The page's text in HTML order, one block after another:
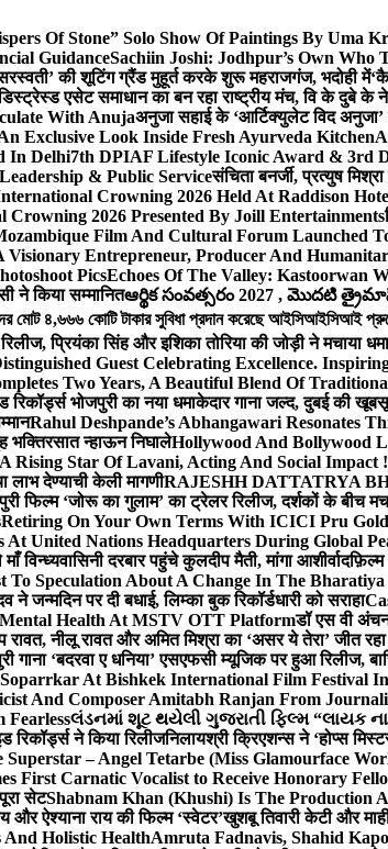
Of Stone” Solo Show Of Paintings By Uma
GuidanceSachiin Joshi: Jodhpur’s Own Who
की शूटिंग ग्रैंड मुहूर्त करके शुरू महराजगंज, भदोही में
एसेट समाधान का बन रहा राष्ट्रीय मंच, वि के दुबे
With Anujaअनुजा सहाई के ‘आर्टिक्युलेट विद
Exclusive Look Inside Fresh Ayurveda Kitchen
In Delhi7th DPIAF Lifestyle Iconic Award & 3rd
& Public Serviceसंचिता बनर्जी, प्रत्युष
Crowning 2026 Held At Raddison
Crowning 2026 Presented By Joill Entertainments
Film And Cultural Forum Launched
Visionary Entrepreneur, Producer And
PicsEchoes Of The Valley: Kastoorwan
ने किया सम्मानितఆర్థిక సంవత్సరం 2027 , మొదటి
৪,৬৬৬ কোটি টাকার সুবিধা প্রদান করেছে আইসিআইসিআই
प्रियंका सिंह और इशिका तोरिया की जोड़ी ने मचाया
Guest Celebrating Excellence.
Two Years, A Beautiful Blend Of
रिकॉर्ड्स भोजपुरी का नया धमाकेदार गाना जल्द, दुबई की
Rahul Deshpande’s Abhangawari Resonates
भक्तिरसात न्हाऊन निघालेHollywood And Bollywood
Star Of Lavani, Acting And Social Impact !
लाभ देण्याची केली मागणीRAJESHH DATTATRYA
फिल्म ‘जोरू का गुलाम’ का ट्रेलर रिलीज, दर्शकों के बीच
Retiring On Your Own Terms With ICICI Pru
At United Nations Headquarters During Global
विन्ध्यवासिनी दरबार पहुंचे कुलदीप मैती, मांगा आशीर्वाद
To Speculation About A Change In The
जन्मदिन पर दी बधाई, लिम्का बुक रिकॉर्डधारी को सराहा
Mental Health At MSTV OTT Platformडॉ एस वी अंचन
नीलू रावत और अमित मिश्रा का ‘असर ये तेरा’ जीत
गाना ‘बदरवा ए धनिया’ एसएफसी म्यूजिक पर हुआ
At Bishkek International Film Festival
And Composer Amitabh Ranjan From
Fearlessલંડનમાં શૂટ થયેલી ગુજરાતી ફિલ્મ “લાયક
रिकॉर्ड्स ने किया रिलीजनिलायश्री क्रिएशन्स ने ‘होप्स
– Angel Tetarbe (Miss Glamourface
First Carnatic Vocalist to Receive Honorary
सेटShabnam Khan (Khushi) Is The Production
और ऐश्याना राय की फिल्म ‘स्वेटर’खुशबू तिवारी केटी और
And Holistic HealthAmruta Fadnavis, Shahid